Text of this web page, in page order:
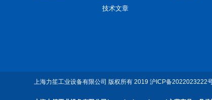
技术文章
上海力笙工业设备有限公司 版权所有 2019沪ICP备2022023222